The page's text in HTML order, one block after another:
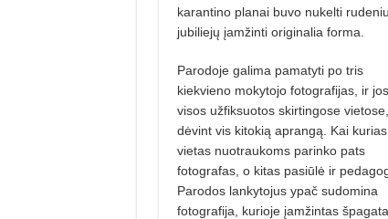
karantino planai buvo nukelti
jubiliejų įamžinti originalia forma.
Parodoje galima pamatyti po tris
kiekvieno mokytojo fotografijas, ir jos
visos užfiksuotos skirtingose vietose,
dėvint vis kitokią aprangą. Kai kurias
vietas nuotraukoms parinko pats
fotografas, o kitas pasiūlė ir
Parodos lankytojus ypač sudomina
fotografija, kurioje įamžintas